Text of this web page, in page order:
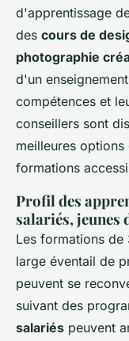
d'apprentissage
des cours de
photographie
d'un
compétences et
conseillers sont
meilleures
formations
Profil des
salariés, jeunes
Les formations de
large éventail de
peuvent se
suivant des
salariés peuvent